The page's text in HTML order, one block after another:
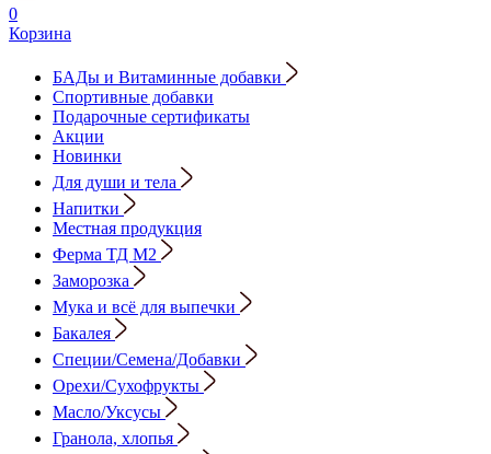
0
Корзина
БАДы и Витаминные добавки
Спортивные добавки
Подарочные сертификаты
Акции
Новинки
Для души и тела
Напитки
Местная продукция
Ферма ТД М2
Заморозка
Мука и всё для выпечки
Бакалея
Специи/Семена/Добавки
Орехи/Сухофрукты
Масло/Уксусы
Гранола, хлопья